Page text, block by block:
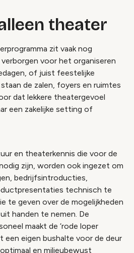
theater
zit vaak nog
voor het organiseren
of juist feestelijke
de zalen, foyers en ruimtes
dat lekkere theatergevoel
een zakelijke setting of
en theaterkennis die voor de
zijn, worden ook ingezet om
bedrijfsintroducties,
technisch te
te geven over de mogelijkheden
handen te nemen. De
maakt de ‘rode loper
een eigen bushalte voor de deur
en milieubewust